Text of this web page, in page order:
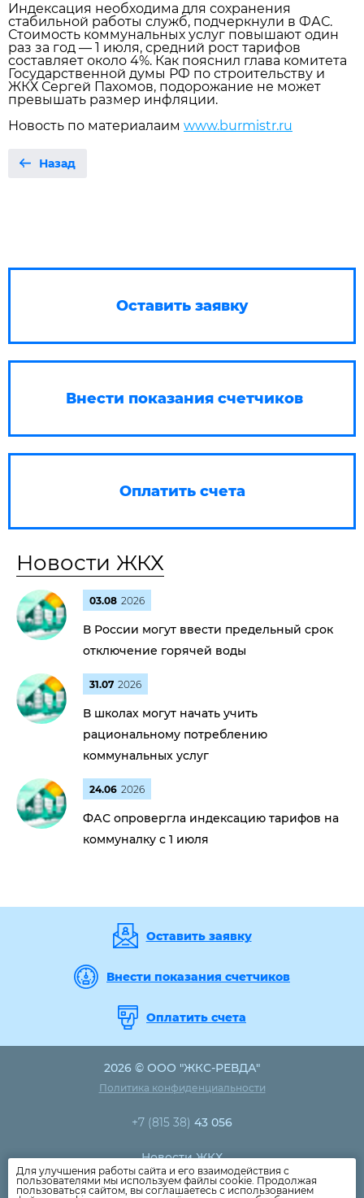
Индексация необходима для сохранения
стабильной работы служб, подчеркнули в ФАС.
Стоимость коммунальных услуг повышают один
раз за год — 1 июля, средний рост тарифов
составляет около 4%. Как пояснил глава комитета
Государственной думы РФ по строительству и
ЖКХ Сергей Пахомов, подорожание не может
превышать размер инфляции.
Новость по материалаим www.burmistr.ru
Назад
Оставить заявку
Внести показания счетчиков
Оплатить счета
Новости ЖКХ
03.08 2026
В России могут ввести предельный срок
отключение горячей воды
31.07 2026
В школах могут начать учить
рациональному потреблению
коммунальных услуг
24.06 2026
ФАС опровергла индексацию тарифов на
коммуналку с 1 июля
Оставить заявку
Внести показания счетчиков
Оплатить счета
2026 © ООО "ЖКС-РЕВДА"
Политика конфиденциальности
+7 (815 38) 43 056
Новости ЖКХ
Новости компании
Для улучшения работы сайта и его взаимодействия с
пользователями мы используем файлы cookie. Продолжая
пользоваться сайтом, вы соглашаетесь с использованием